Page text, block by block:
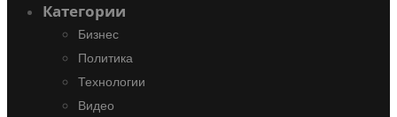
Категории
Бизнес
Политика
Технологии
Видео